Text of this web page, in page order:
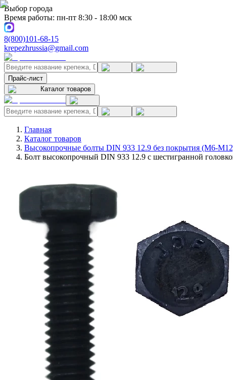
Выбор города
Время работы: пн-пт 8:30 - 18:00 мск
8(800)101-68-15
krepezhrussia@gmail.com
Прайс-лист
Каталог товаров
Главная
Каталог товаров
Высокопрочные болты DIN 933 12.9 без покрытия (M6-
Болт высокопрочный DIN 933 12.9 с шестигранной